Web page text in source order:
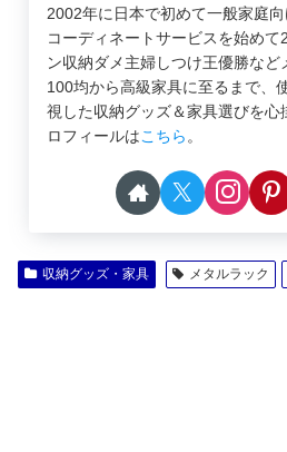
2002年に日本で初めて一般家庭
コーディネートサービスを始め
ン収納ダメ主婦しつけ王優勝など
100均から高級家具に至るまで、
視した収納グッズ＆家具選びを
ロフィールはこちら 。
収納グッズ・家具 メタルラック